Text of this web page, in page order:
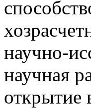
научно-
научная
открытие